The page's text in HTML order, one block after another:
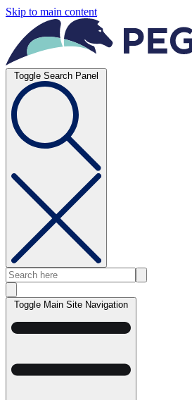
Skip to main content
Toggle Search Panel
Toggle Main Site Navigation